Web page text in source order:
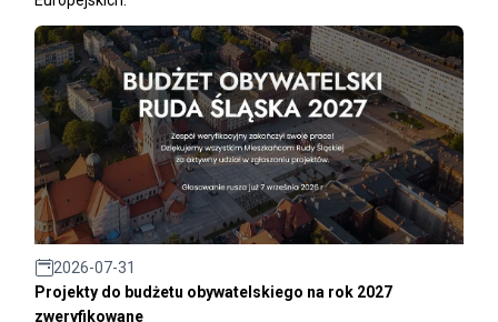
2026-07-31
Projekty do budżetu obywatelskiego na rok 2027
zweryfikowane